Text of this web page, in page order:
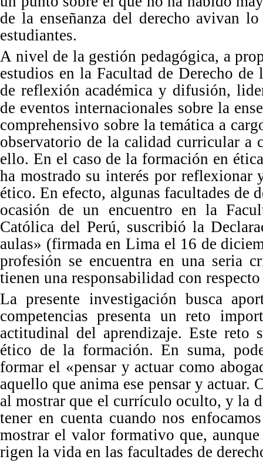
de la enseñanza del derecho avivan
estudiantes.
A nivel de la gestión pedagógica, a
estudios en la Facultad de Derecho
de reflexión académica y difusión,
de eventos internacionales sobre la
comprehensivo sobre la temática a
observatorio de la calidad curricular a
ello. En el caso de la formación en é
ha mostrado su interés por reflexionar
ético. En efecto, algunas facultades de
ocasión de un encuentro en la
Católica del Perú, suscribió la
aulas» (firmada en Lima el 16 de
profesión se encuentra en una seria
tienen una responsabilidad con
La presente investigación busca
competencias presenta un reto
actitudinal del aprendizaje. Este reto
ético de la formación. En suma,
formar el «pensar y actuar como
aquello que anima ese pensar y
al mostrar que el currículo oculto, y la
tener en cuenta cuando nos
mostrar el valor formativo que,
rigen la vida en las facultades de